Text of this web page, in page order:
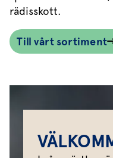
rädisskott.
Till vårt sortiment